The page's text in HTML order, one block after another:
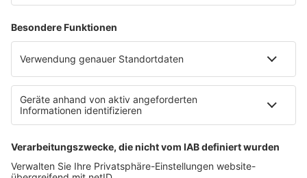
Datenschutzeinstellungen
Datenverarbeitung bei Gewinnspielen
Teilnahmebedingungen
Gewinnspielregeln Social Media
KI-Leitlinie
Die neuesten Updates für deinen